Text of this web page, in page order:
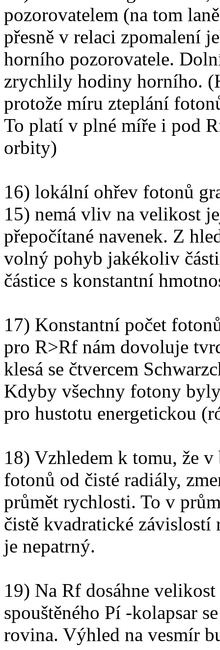
pozorovatelem (na tom
přesně v relaci zpomalení
horního pozorovatele.
zrychlily hodiny horního.
protože míru zteplání
To platí v plné míře i pod
orbity)
16) lokální ohřev fotonů
15) nemá vliv na velikost
přepočítané navenek. Z
volný pohyb jakékoliv
částice s konstantní
17) Konstantní počet
pro R>Rf nám dovoluje
klesá se čtvercem
Kdyby všechny fotony
pro hustotu energetickou
18) Vzhledem k tomu, že
fotonů od čisté radiály,
průmět rychlosti. To v
čistě kvadratické
je nepatrný.
19) Na Rf dosáhne
spouštěného Pí -kolapsar
rovina. Výhled na vesmír